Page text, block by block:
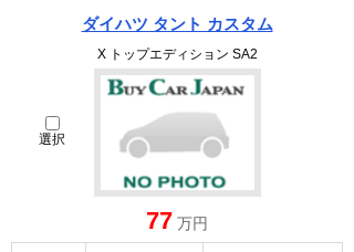
ダイハツ タント カスタム
X トップエディション SA2
選択
77 万円